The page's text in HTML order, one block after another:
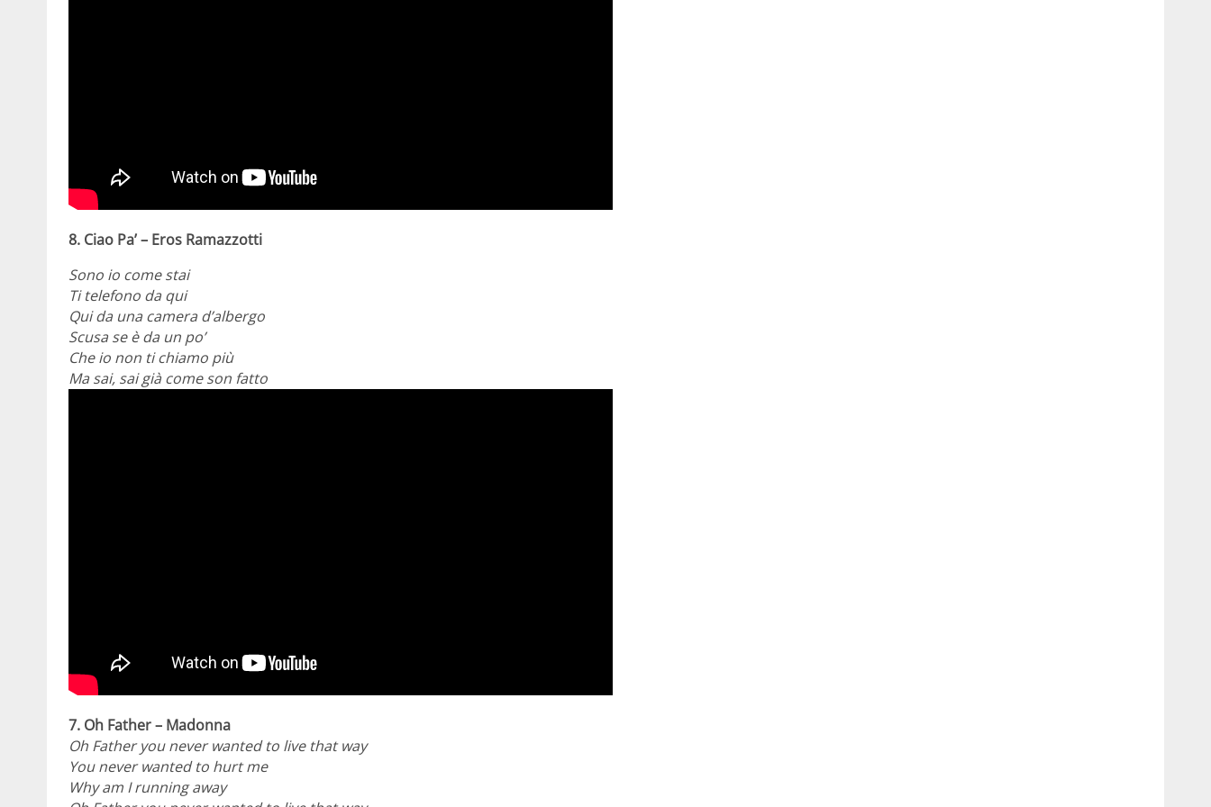
8. Ciao Pa’ – Eros Ramazzotti
Sono io come stai
Ti telefono da qui
Qui da una camera d’albergo
Scusa se è da un po’
Che io non ti chiamo più
Ma sai, sai già come son fatto
7. Oh Father – Madonna
Oh Father you never wanted to live that way
You never wanted to hurt me
Why am I running away